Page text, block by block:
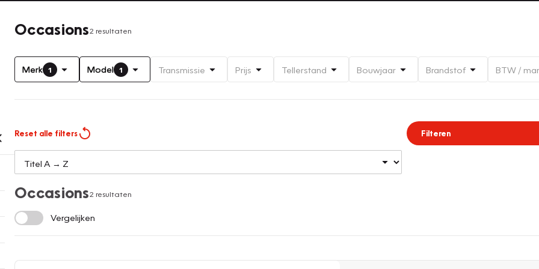
Occasions2 resultaten
Merk 1 Model 1 Transmissie Prijs Tellerstand Bouwjaar Brandstof BTW /
Reset alle filters Filteren
Occasions2 resultaten
Vergelijken